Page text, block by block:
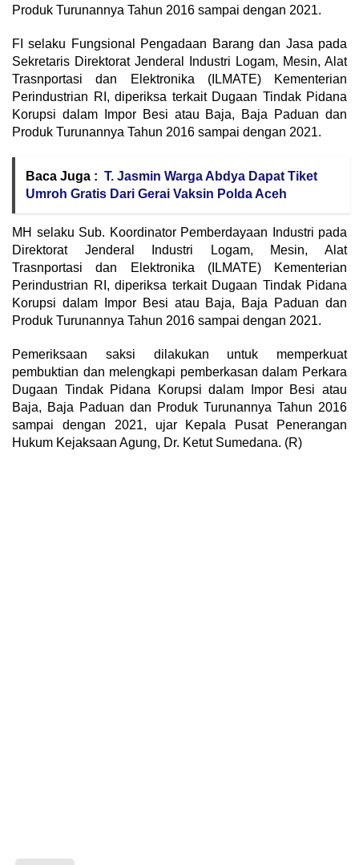
Produk Turunannya Tahun 2016 sampai dengan 2021.
FI selaku Fungsional Pengadaan Barang dan Jasa pada
Sekretaris Direktorat Jenderal Industri Logam, Mesin, Alat
Trasnportasi dan Elektronika (ILMATE) Kementerian
Perindustrian RI, diperiksa terkait Dugaan Tindak Pidana
Korupsi dalam Impor Besi atau Baja, Baja Paduan dan
Produk Turunannya Tahun 2016 sampai dengan 2021.
Baca Juga : T. Jasmin Warga Abdya Dapat Tiket
Umroh Gratis Dari Gerai Vaksin Polda Aceh
MH selaku Sub. Koordinator Pemberdayaan Industri pada
Direktorat Jenderal Industri Logam, Mesin, Alat
Trasnportasi dan Elektronika (ILMATE) Kementerian
Perindustrian RI, diperiksa terkait Dugaan Tindak Pidana
Korupsi dalam Impor Besi atau Baja, Baja Paduan dan
Produk Turunannya Tahun 2016 sampai dengan 2021.
Pemeriksaan saksi dilakukan untuk memperkuat
pembuktian dan melengkapi pemberkasan dalam Perkara
Dugaan Tindak Pidana Korupsi dalam Impor Besi atau
Baja, Baja Paduan dan Produk Turunannya Tahun 2016
sampai dengan 2021, ujar Kepala Pusat Penerangan
Hukum Kejaksaan Agung, Dr. Ketut Sumedana. (R)